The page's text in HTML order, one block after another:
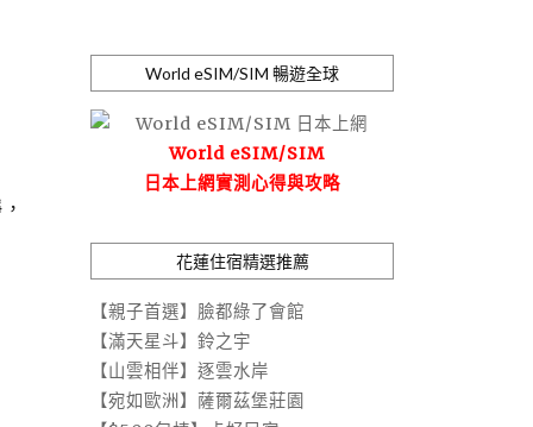
World eSIM/SIM 暢遊全球
World eSIM/SIM
日本上網實測心得與攻略
花蓮住宿精選推薦
【親子首選】臉都綠了會館
【滿天星斗】鈴之宇
【山雲相伴】逐雲水岸
【宛如歐洲】薩爾茲堡莊園